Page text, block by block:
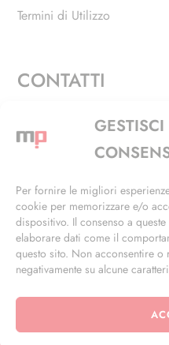
GESTISCI
Per fornire le migliori
cookie per memorizzare e/o
dispositivo. Il consenso a
elaborare dati come il
questo sito. Non acconsentire
negativamente su alcune
Termini di Utilizzo
CONTATTI
Via Alfieri, 27 -
+39 02 4846 3155
info@masterphil.it